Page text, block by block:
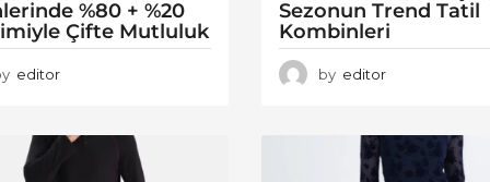
%80 + %20
Çifte Mutluluk
editor
Sezonun Trend Tatil
Kombinleri
by editor